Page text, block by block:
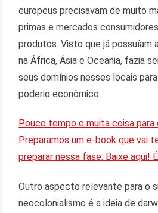
europeus precisavam de muito
primas e mercados
produtos. Visto que já possuíam
na África, Ásia e Oceania, fazia
seus domínios nesses locais
poderio econômico.
Pouco tempo e muita coisa para
Preparamos um e-book que vai
preparar nessa fase. Baixe aqui!
Outro aspecto relevante para o
neocolonialismo é a ideia de